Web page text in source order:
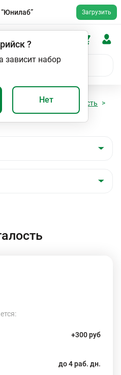
Загрузить
?
зависит набор
Нет
Стресс и усталость
+300 руб
до 4 раб. дн.